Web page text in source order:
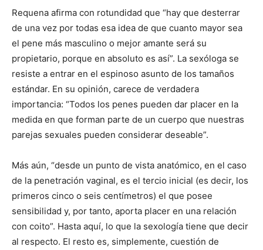
Requena afirma con rotundidad que “hay que desterrar
de una vez por todas esa idea de que cuanto mayor sea
el pene más masculino o mejor amante será su
propietario, porque en absoluto es así”. La sexóloga se
resiste a entrar en el espinoso asunto de los tamaños
estándar. En su opinión, carece de verdadera
importancia: “Todos los penes pueden dar placer en la
medida en que forman parte de un cuerpo que nuestras
parejas sexuales pueden considerar deseable”.
Más aún, “desde un punto de vista anatómico, en el caso
de la penetración vaginal, es el tercio inicial (es decir, los
primeros cinco o seis centímetros) el que posee
sensibilidad y, por tanto, aporta placer en una relación
con coito”. Hasta aquí, lo que la sexología tiene que decir
al respecto. El resto es, simplemente, cuestión de